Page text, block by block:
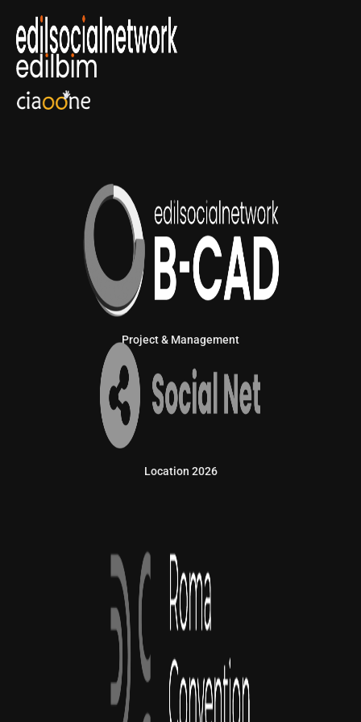
Project & Management
Location 2026